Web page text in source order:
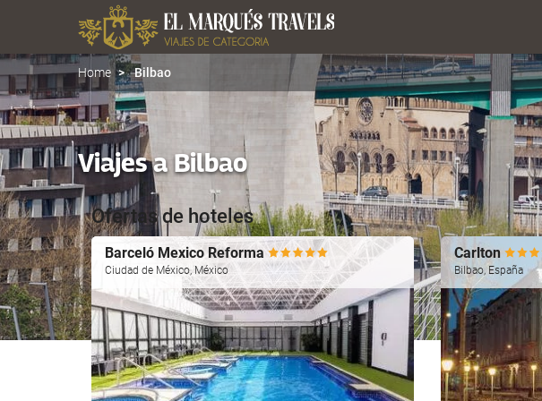
Home Bilbao
Viajes a Bilbao
Ofertas de hoteles
Barceló Mexico Reforma
Ciudad de México, México
Carlton
Bilbao, España